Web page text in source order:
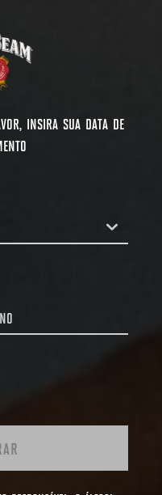
INSIRA SUA DATA DE